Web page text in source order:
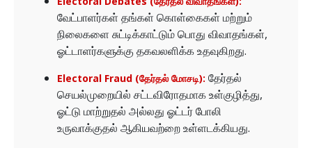
வேட்பாளர்கள் தங்கள் கொள்கைகள் மற்றும்
நிலைகளை சுட்டிக்காட்டும் பொது விவாதங்கள்,
ஓட்டாளர்களுக்கு தகவலளிக்க உதவுகிறது.
Electoral Fraud (தேர்தல் மோசடி): தேர்தல்
செயல்முறையில் சட்டவிரோதமாக உள்குழித்து,
ஓட்டு மாற்றுதல் அல்லது ஓட்டர் போலி
உருவாக்குதல் ஆகியவற்றை உள்ளடக்கியது.